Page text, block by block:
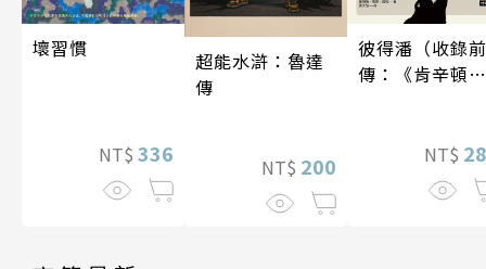
壞習慣
NT$ 336
超能水滸：魯達
傳
NT$ 200
彼得潘（收錄前
傳：《肯辛頓花
NT$